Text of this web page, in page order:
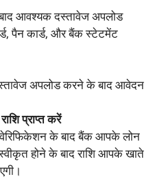
आवश्यक दस्तावेज अपलोड
पैन कार्ड, और बैंक स्टेटमेंट
अपलोड करने के बाद आवेदन
प्राप्त करें
के बाद बैंक आपके लोन
होने के बाद राशि आपके खाते